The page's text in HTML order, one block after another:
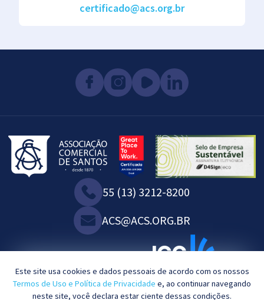
Este site usa cookies e dados pessoais de acordo com os nossos
Termos de Uso e Política de Privacidade e, ao continuar navegando
neste site, você declara estar ciente dessas condições.
certificado@acs.org.br
55 (13) 3212-8200
ACS@ACS.ORG.BR